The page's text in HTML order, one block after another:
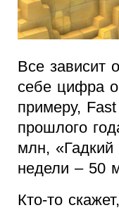
Все зависит
себе цифра
примеру,
прошлого
млн,
недели – 50
Кто-то